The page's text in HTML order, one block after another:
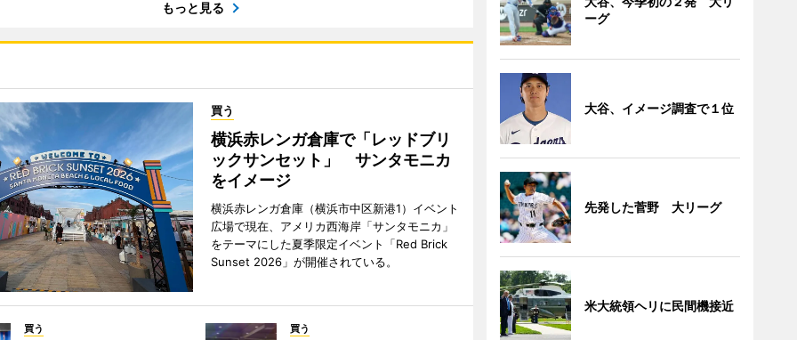
もっと見る
買う
横浜赤レンガ倉庫で「レッドブリ
ックサンセット」 サンタモニカ
をイメージ
横浜赤レンガ倉庫（横浜市中区新港1）イベント
広場で現在、アメリカ西海岸「サンタモニカ」
をテーマにした夏季限定イベント「Red Brick
Sunset 2026」が開催されている。
買う 買う
ーグ
大谷、イメージ調査で１位
先発した菅野 大リーグ
米大統領ヘリに民間機接近